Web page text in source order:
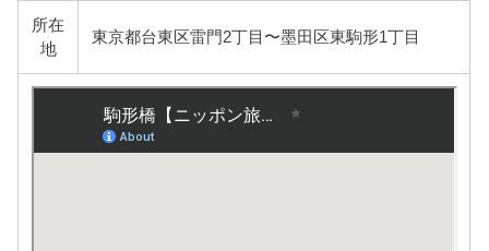
所在
地
東京都台東区雷門2丁目〜墨田区東駒形1丁目